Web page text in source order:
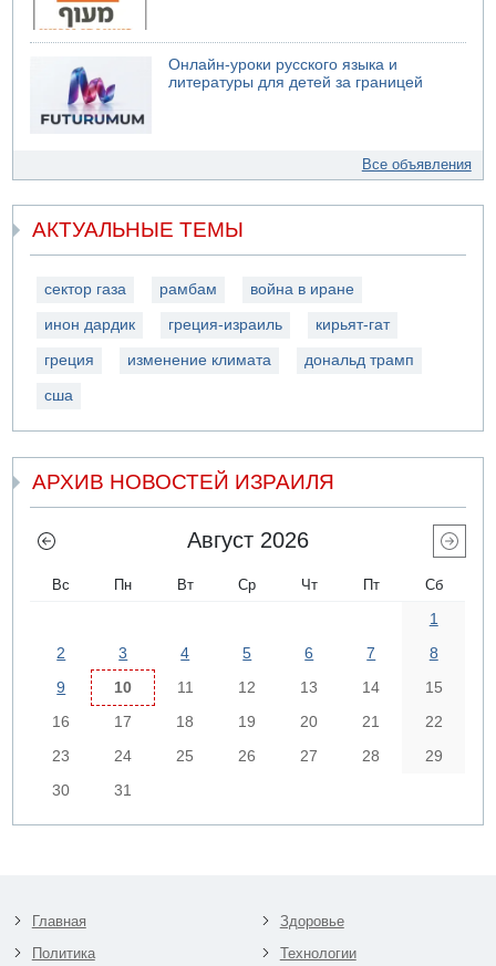
Онлайн-уроки русского языка и
литературы для детей за границей
Все объявления
АКТУАЛЬНЫЕ ТЕМЫ
сектор газа рамбам война в иране
инон дардик греция-израиль кирьят-гат
греция изменение климата дональд трамп
сша
АРХИВ НОВОСТЕЙ ИЗРАИЛЯ
Август 2026
Вс Пн Вт Ср Чт Пт Сб
1
2
3 4 5 6 7
8
9
10 11 12 13 14
15
16
17 18 19 20 21
22
23
24 25 26 27 28
29
30
31
Главная
Политика
Здоровье
Технологии